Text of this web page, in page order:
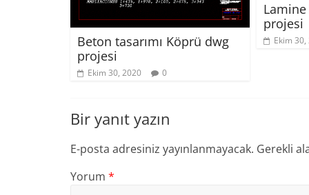
Beton tasarımı Köprü dwg
projesi
Ekim 30, 2020 0
projesi
Ekim
Bir yanıt yazın
E-posta adresiniz yayınlanmayacak. Gerekli
Yorum *